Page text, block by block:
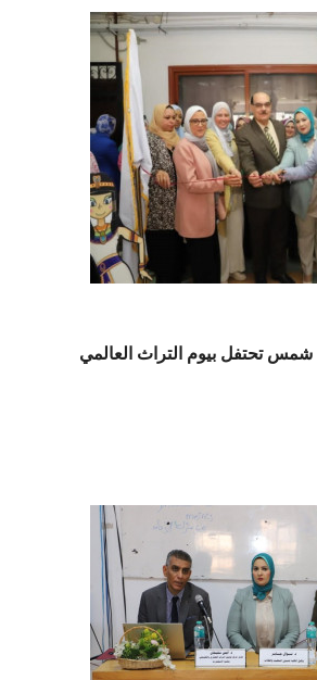
شمس تحتفل بيوم التراث العالمي